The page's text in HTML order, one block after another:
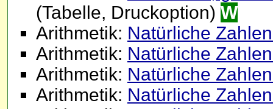
(Tabelle, Druckoption) W
Arithmetik: Natürliche
Arithmetik: Natürliche
Arithmetik: Natürliche
Arithmetik: Natürliche